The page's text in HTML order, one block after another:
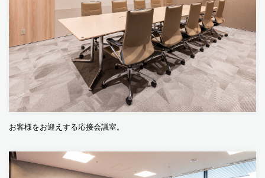
お客様をお迎えする応接会議室。